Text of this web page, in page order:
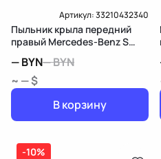
Артикул:33210432340
Пыльник крыла передний
правый Mercedes-Benz S
—BYN—BYN
~ — $
В корзину
-10%